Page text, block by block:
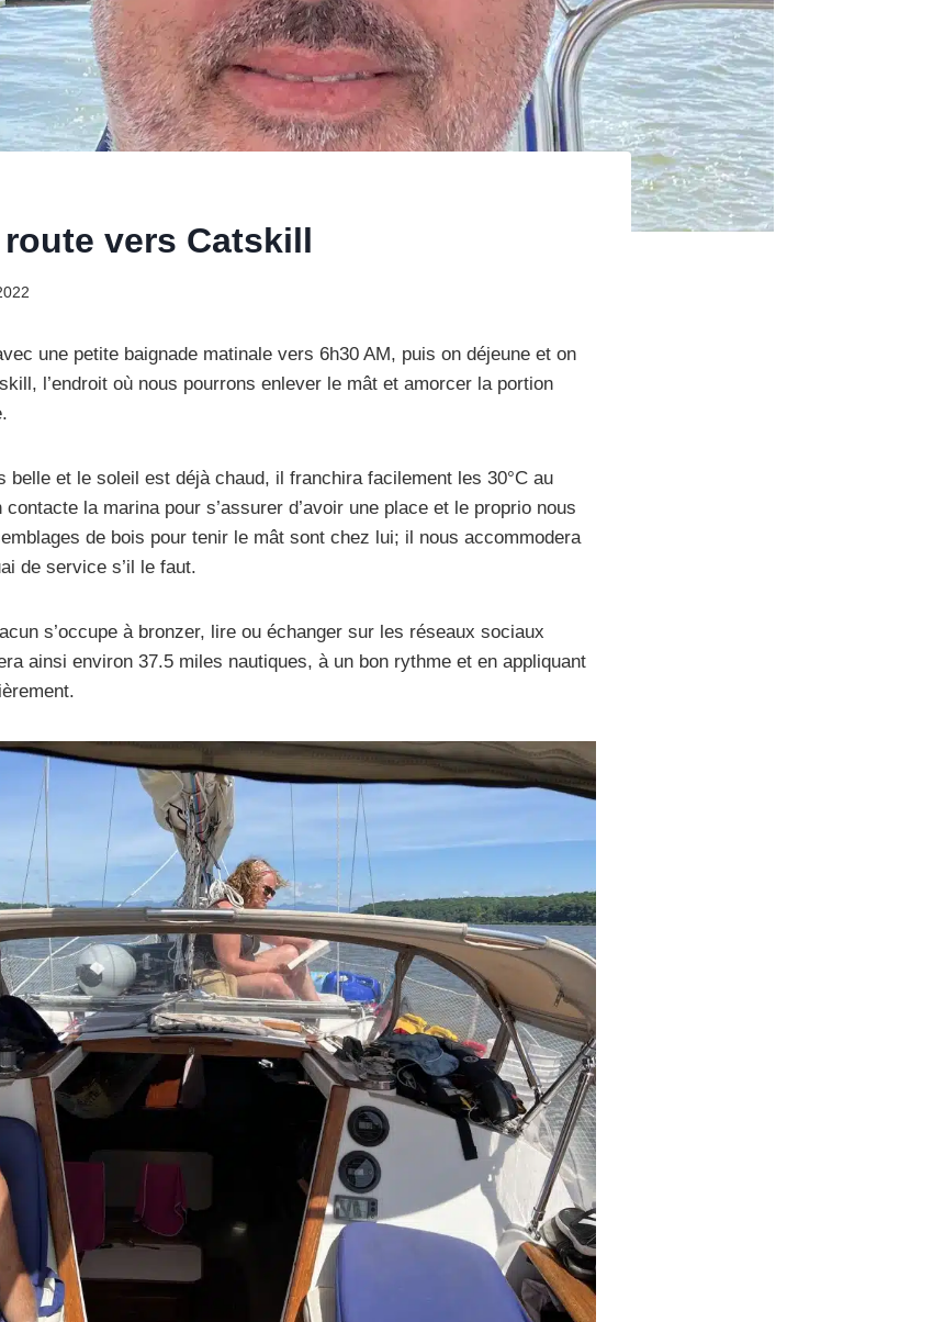
vers Catskill
une petite baignade matinale vers 6h30 AM, puis on déjeune et on
l’endroit où nous pourrons enlever le mât et amorcer la portion
belle et le soleil est déjà chaud, il franchira facilement les 30°C au
la marina pour s’assurer d’avoir une place et le proprio nous
de bois pour tenir le mât sont chez lui; il nous accommodera
de service s’il le faut.
s’occupe à bronzer, lire ou échanger sur les réseaux sociaux
ainsi environ 37.5 miles nautiques, à un bon rythme et en appliquant